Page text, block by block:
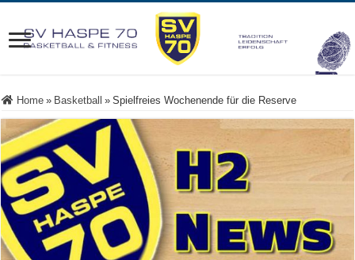
Home » Basketball » Spielfreies Wochenende für die Reserve